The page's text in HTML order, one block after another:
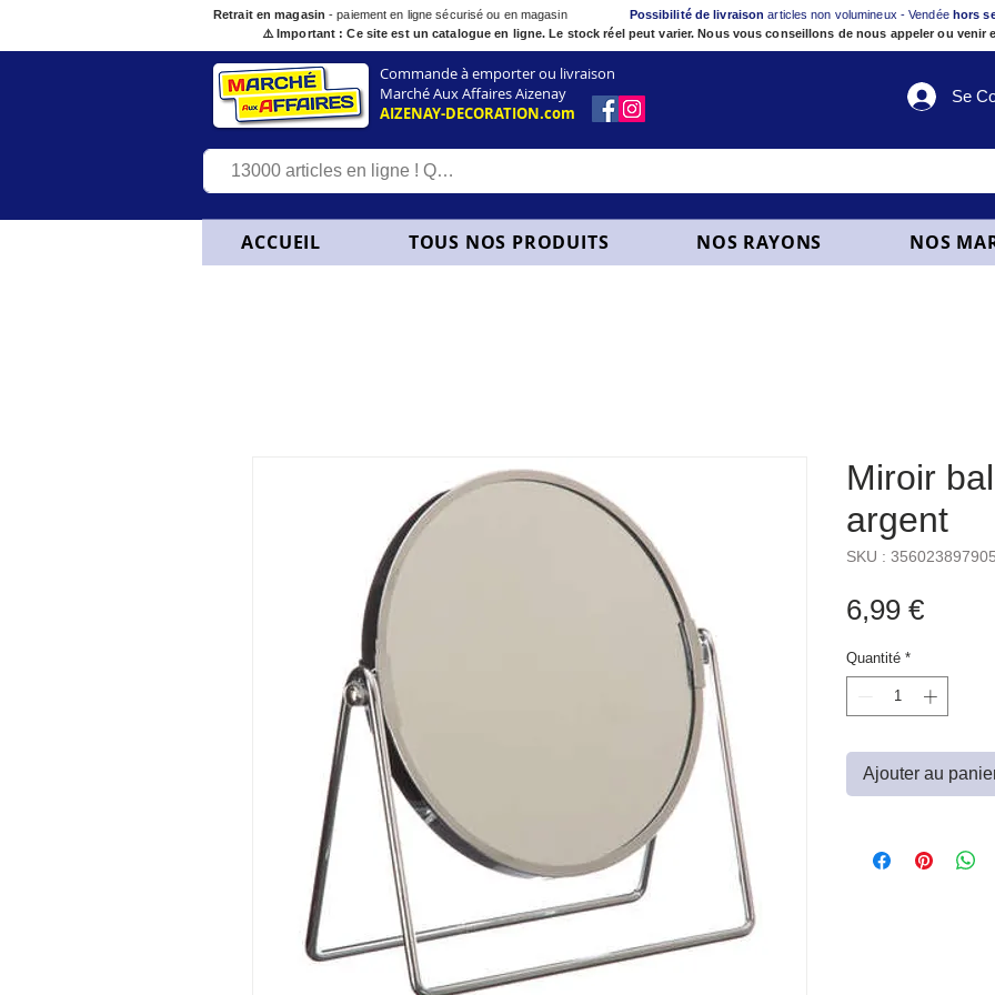
Retrait en magasin - paiement en ligne sécurisé ou en magasin Possibilité de livraisonarticles non volumineux - Vendée hors
⚠️ Important : Ce site est un catalogue en ligne. Le stock réel peut varier. Nous vous conseillons de nous appeler ou
Commande à emporter ou livraison
Marché Aux Affaires Aizenay
AIZENAY-DECORATION.com
Se
ACCUEIL TOUS NOS PRODUITS NOS RAYONS NOS
Miroir
argent
SKU :
6,99 €Prix
Quantité *
Ajouter au